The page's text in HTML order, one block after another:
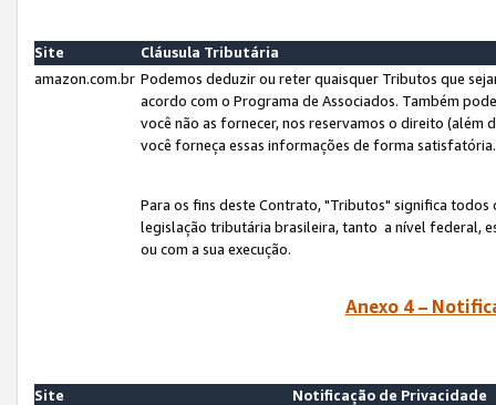
Site
Cláusula Tributária
amazon.com.br Podemos deduzir ou reter quaisquer Tributos que
acordo com o Programa de Associados. Também
você não as fornecer, nos reservamos o direito (além
você forneça essas informações de forma
Para os fins deste Contrato, "Tributos" significa
legislação tributária brasileira, tanto a nível federal,
ou com a sua execução.
Anexo 4 –
Site
Notificação de Privacidade